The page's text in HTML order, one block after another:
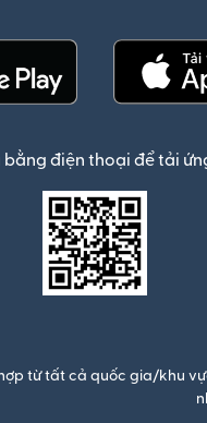
bằng điện thoại để tải
từ tất cả quốc gia/khu